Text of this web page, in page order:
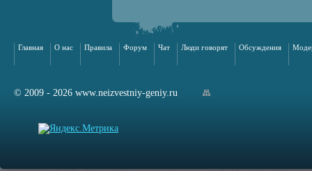
Главная О нас Правила Форум Чат Люди говорят Обсуждения
© 2009 - 2026 www.neizvestniy-geniy.ru
сайта